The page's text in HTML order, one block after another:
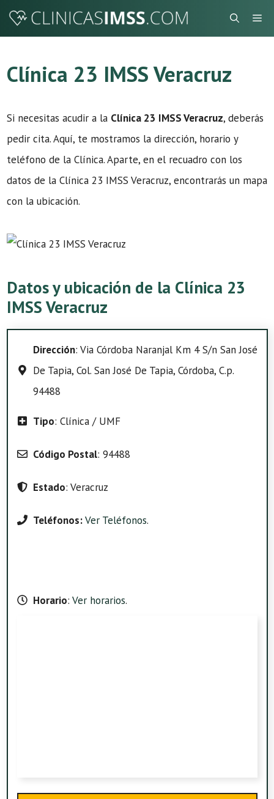
Saltar
Clínica 23 IMSS Veracruz
Si necesitas acudir a la Clínica 23 IMSS Veracruz, deberás
pedir cita. Aquí, te mostramos la dirección, horario y
teléfono de la Clínica. Aparte, en el recuadro con los
datos de la Clínica 23 IMSS Veracruz, encontrarás un mapa
con la ubicación.
Datos y ubicación de la Clínica 23
IMSS Veracruz
Dirección: Via Córdoba Naranjal Km 4 S/n San José
De Tapia, Col. San José De Tapia, Córdoba, C.p.
94488
Tipo: Clínica / UMF
Código Postal: 94488
Estado: Veracruz
Teléfonos:Ver Teléfonos.
Horario: Ver horarios.